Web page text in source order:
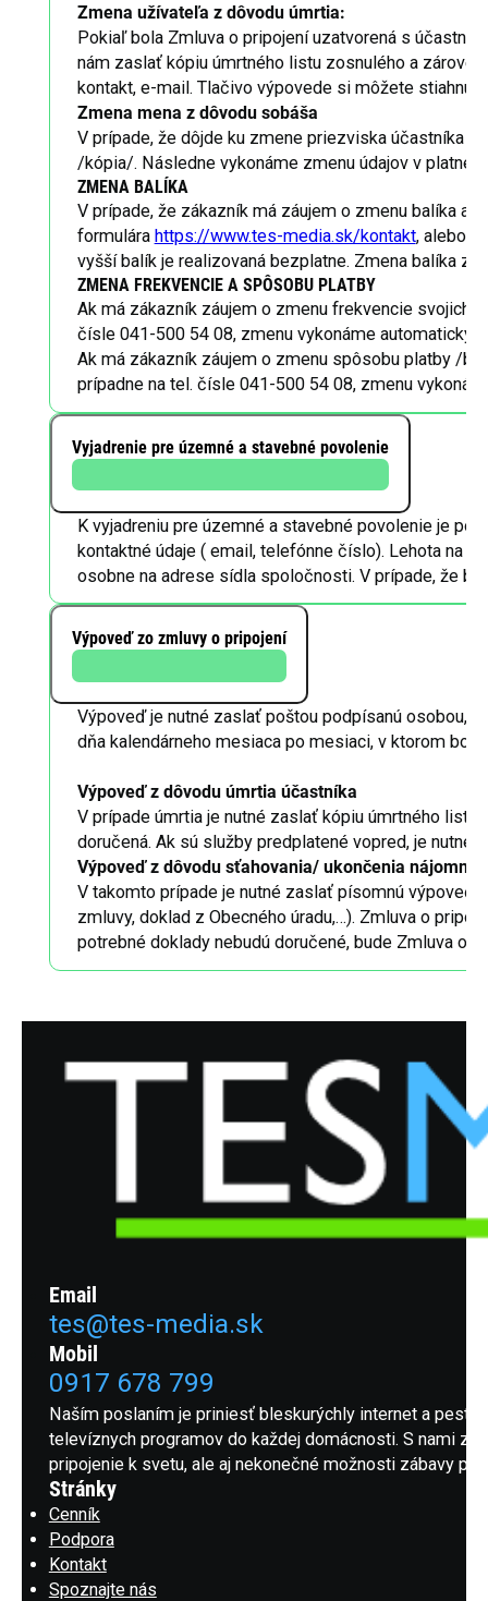
Zmena užívateľa z dôvodu úmrtia:
Pokiaľ bola Zmluva o pripojení uzatvorená s
nám zaslať kópiu úmrtného listu zosnulého a
kontakt, e-mail. Tlačivo výpovede si môžete stiahnuť
Zmena mena z dôvodu sobáša
V prípade, že dôjde ku zmene priezviska účastníka
/kópia/. Následne vykonáme zmenu údajov v platnej
ZMENA BALÍKA
V prípade, že zákazník má záujem o zmenu balíka
formulára https://www.tes-media.sk/kontakt, alebo
vyšší balík je realizovaná bezplatne. Zmena balíka z
ZMENA FREKVENCIE A SPÔSOBU PLATBY
Ak má zákazník záujem o zmenu frekvencie svojich
čísle 041-500 54 08, zmenu vykonáme automaticky.
Ak má zákazník záujem o zmenu spôsobu platby /
prípadne na tel. čísle 041-500 54 08, zmenu
Vyjadrenie pre územné a stavebné povolenie
K vyjadreniu pre územné a stavebné povolenie je
kontaktné údaje ( email, telefónne číslo). Lehota na
osobne na adrese sídla spoločnosti. V prípade, že
Výpoveď zo zmluvy o pripojení
Výpoveď je nutné zaslať poštou podpísanú osobou,
dňa kalendárneho mesiaca po mesiaci, v ktorom
Výpoveď z dôvodu úmrtia účastníka
V prípade úmrtia je nutné zaslať kópiu úmrtného
doručená. Ak sú služby predplatené vopred, je
Výpoveď z dôvodu sťahovania/ ukončenia
V takomto prípade je nutné zaslať písomnú výpoveď
zmluvy, doklad z Obecného úradu,…). Zmluva o
potrebné doklady nebudú doručené, bude Zmluva o
Email
tes@tes-media.sk
Mobil
0917 678 799
Naším poslaním je priniesť bleskurýchly internet a pestrú
televíznych programov do každej domácnosti. S nami
pripojenie k svetu, ale aj nekonečné možnosti zábavy pre
Stránky
Cenník
Podpora
Kontakt
Spoznajte nás